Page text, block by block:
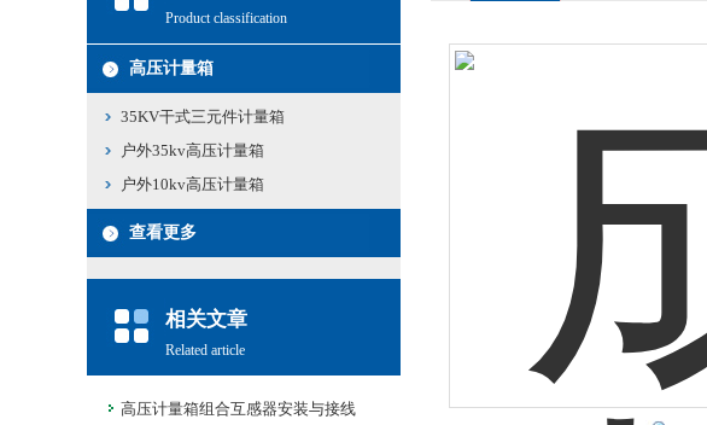
Product classification
高压计量箱
35KV干式三元件计量箱
户外35kv高压计量箱
户外10kv高压计量箱
查看更多
相关文章
Related article
高压计量箱组合互感器安装与接线